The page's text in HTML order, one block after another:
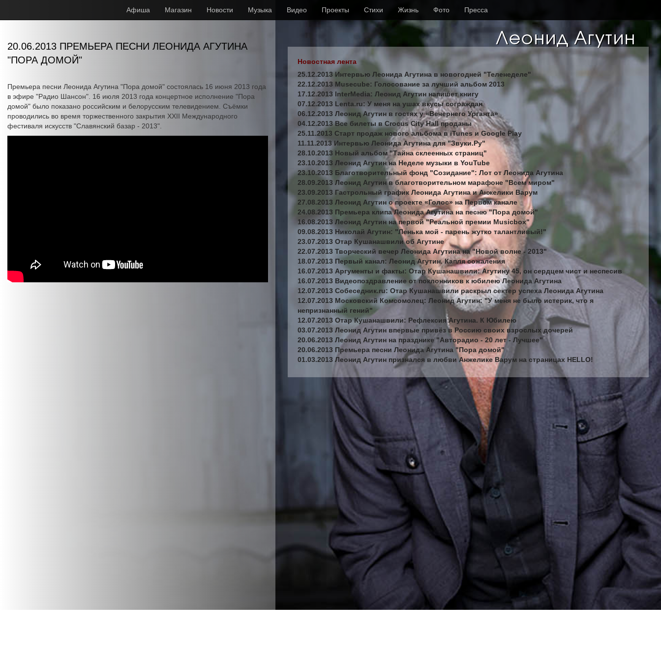
Афиша Магазин Новости Музыка Видео Проекты Стихи Жизнь Фото Пресса
20.06.2013 ПРЕМЬЕРА ПЕСНИ ЛЕОНИДА АГУТИНА
"ПОРА ДОМОЙ"
Премьера песни Леонида Агутина "Пора домой" состоялась 16 июня 2013 года
в эфире "Радио Шансон". 16 июля 2013 года концертное исполнение "Пора
домой" было показано российским и белорусским телевидением. Съёмки
проводились во время торжественного закрытия XXII Международного
фестиваля искусств "Славянский базар - 2013".
Новостная лента
25.12.2013 Интервью Леонида Агутина в новогодней "Теленеделе"
22.12.2013 Musecube: Голосование за лучший альбом 2013
17.12.2013 InterMedia: Леонид Агутин напишет книгу
07.12.2013 Lenta.ru: У меня на ушах вкусы сограждан
06.12.2013 Леонид Агутин в гостях у «Вечернего Урганта»
04.12.2013 Все билеты в Crocus City Hall проданы
25.11.2013 Старт продаж нового альбома в iTunes и Google Play
11.11.2013 Интервью Леонида Агутина для "Звуки.Ру"
28.10.2013 Новый альбом "Тайна склеенных страниц"
23.10.2013 Леонид Агутин на Неделе музыки в YouTube
23.10.2013 Благотворительный фонд "Созидание": Лот от Леонида Агутина
28.09.2013 Леонид Агутин в благотворительном марафоне "Всем миром"
23.09.2013 Гастрольный график Леонида Агутина и Анжелики Варум
27.08.2013 Леонид Агутин о проекте «Голос» на Первом канале
24.08.2013 Премьера клипа Леонида Агутина на песню "Пора домой"
16.08.2013 Леонид Агутин на первой "Реальной премии Musicbox"
09.08.2013 Николай Агутин: "Ленька мой - парень жутко талантливый!"
23.07.2013 Отар Кушанашвили об Агутине
22.07.2013 Творческий вечер Леонида Агутина на "Новой волне - 2013"
18.07.2013 Первый канал: Леонид Агутин. Капля сожаления
16.07.2013 Аргументы и факты: Отар Кушанашвили: Агутину 45, он сердцем чист и неспесив
16.07.2013 Видеопоздравление от поклонников к юбилею Леонида Агутина
12.07.2013 Собеседник.ru: Отар Кушанашвили раскрыл сектер успеха Леонида Агутина
12.07.2013 Московский Комсомолец: Леонид Агутин: "У меня не было истерик, что я
непризнанный гений"
12.07.2013 Отар Кушанашвили: Рефлексия Агутина. К Юбилею
03.07.2013 Леонид Агутин впервые привёз в Россию своих взрослых дочерей
20.06.2013 Леонид Агутин на празднике "Авторадио - 20 лет - Лучшее"
20.06.2013 Премьера песни Леонида Агутина "Пора домой"
01.03.2013 Леонид Агутин признался в любви Анжелике Варум на страницах HELLO!